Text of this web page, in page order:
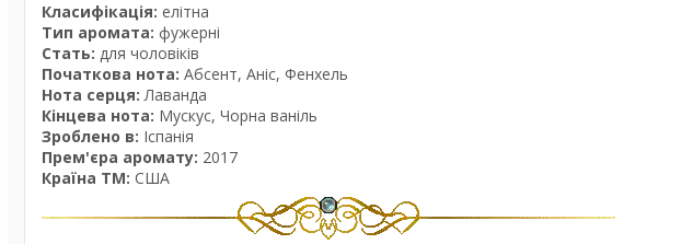
Класифікація: елітна
Тип аромата: фужерні
Стать: для чоловіків
Початкова нота: Абсент, Аніс, Фенхель
Нота серця: Лаванда
Кінцева нота: Мускус, Чорна ваніль
Зроблено в: Іспанія
Прем'єра аромату: 2017
Країна ТМ: США